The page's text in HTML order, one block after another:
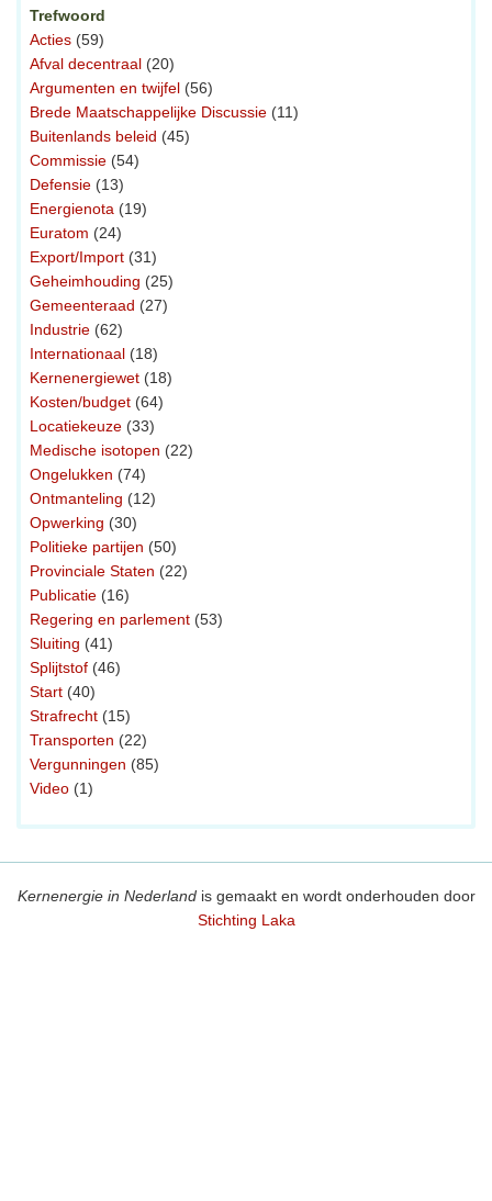
Trefwoord
Acties (59)
Afval decentraal (20)
Argumenten en twijfel (56)
Brede Maatschappelijke Discussie (11)
Buitenlands beleid (45)
Commissie (54)
Defensie (13)
Energienota (19)
Euratom (24)
Export/Import (31)
Geheimhouding (25)
Gemeenteraad (27)
Industrie (62)
Internationaal (18)
Kernenergiewet (18)
Kosten/budget (64)
Locatiekeuze (33)
Medische isotopen (22)
Ongelukken (74)
Ontmanteling (12)
Opwerking (30)
Politieke partijen (50)
Provinciale Staten (22)
Publicatie (16)
Regering en parlement (53)
Sluiting (41)
Splijtstof (46)
Start (40)
Strafrecht (15)
Transporten (22)
Vergunningen (85)
Video (1)
Kernenergie in Nederlandis gemaakt en wordt onderhouden door
Stichting Laka